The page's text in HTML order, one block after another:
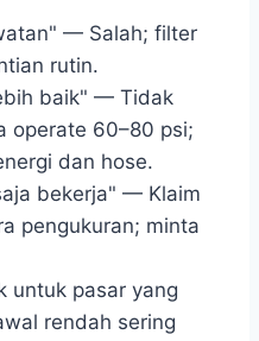
— Salah; filter
rutin.
baik" — Tidak
operate 60–80 psi;
dan hose.
bekerja" — Klaim
pengukuran; minta
untuk pasar yang
rendah sering